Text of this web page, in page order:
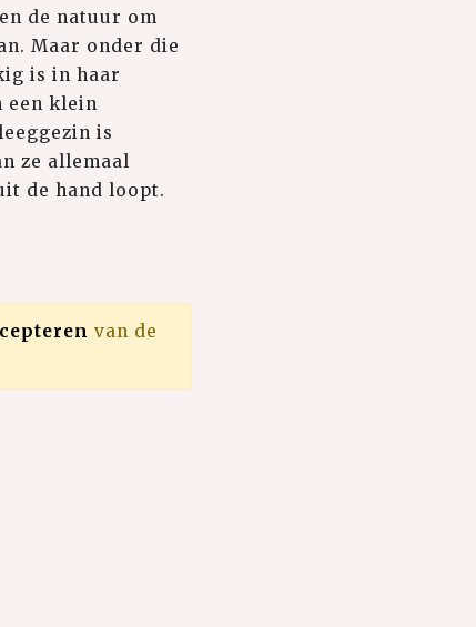
de natuur om
Maar onder die
is in haar
een klein
is
ze allemaal
de hand loopt.
van de